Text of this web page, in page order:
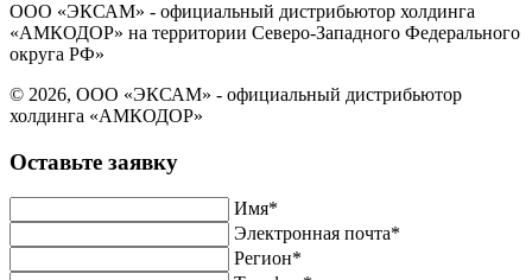
ООО «ЭКСАМ» - официальный дистрибьютор холдинга
«АМКОДОР» на территории Северо-Западного Федерального
округа РФ»
© 2026, ООО «ЭКСАМ» - официальный дистрибьютор
холдинга «АМКОДОР»
Оставьте заявку
Имя*
Электронная почта*
Регион*